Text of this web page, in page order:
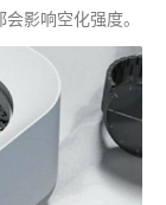
影响空化强度。